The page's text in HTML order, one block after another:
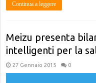
Continua a leggere
Meizu presenta
intelligenti per la
27 Gennaio 2015 0